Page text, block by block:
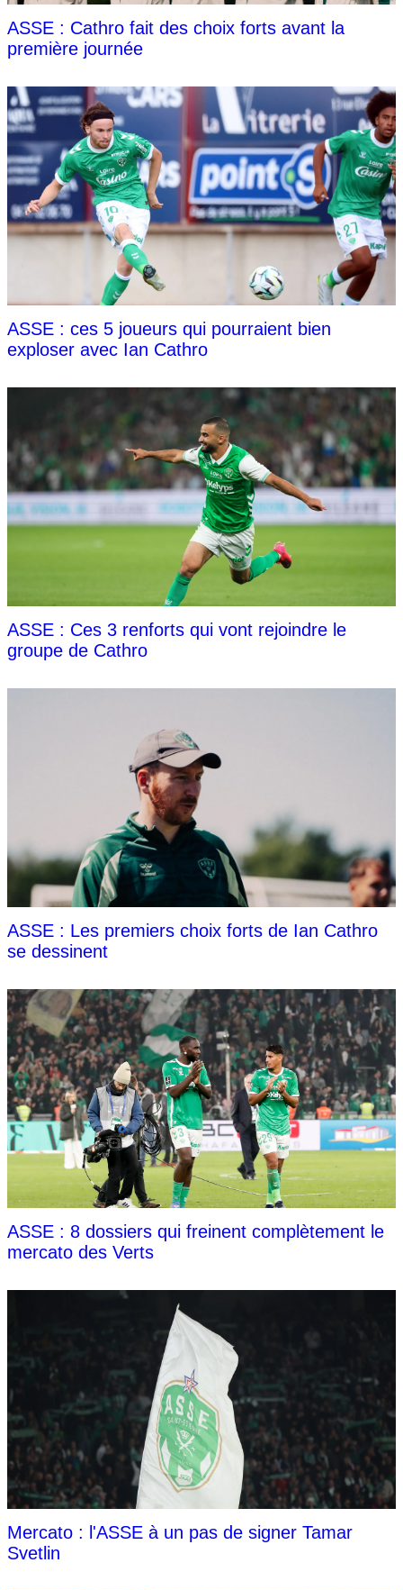
ASSE : Cathro fait des choix forts avant la
première journée
ASSE : ces 5 joueurs qui pourraient bien
exploser avec Ian Cathro
ASSE : Ces 3 renforts qui vont rejoindre le
groupe de Cathro
ASSE : Les premiers choix forts de Ian Cathro
se dessinent
ASSE : 8 dossiers qui freinent complètement le
mercato des Verts
Mercato : l'ASSE à un pas de signer Tamar
Svetlin